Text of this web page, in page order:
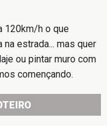
120km/h o que
estrada... mas quer
ou pintar muro com
començando.